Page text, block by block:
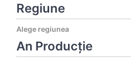
Regiune
Alege regiunea
An Producție